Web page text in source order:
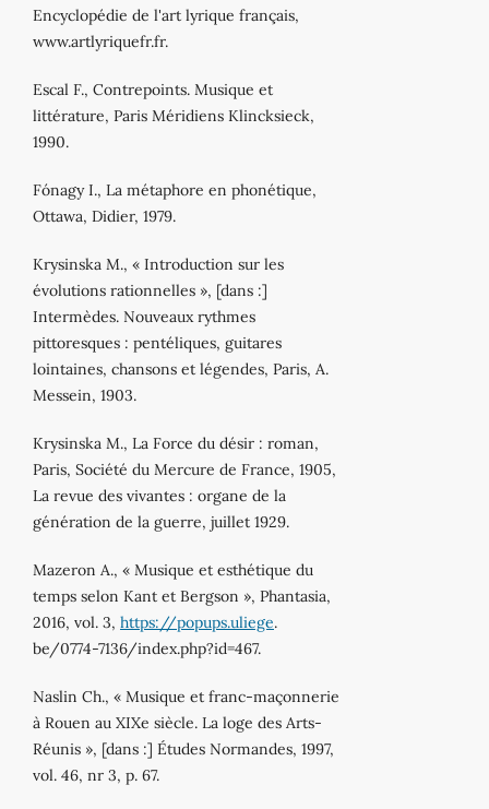
Encyclopédie de l'art lyrique français,
www.artlyriquefr.fr.
Escal F., Contrepoints. Musique et
littérature, Paris Méridiens Klincksieck,
1990.
Fónagy I., La métaphore en phonétique,
Ottawa, Didier, 1979.
Krysinska M., « Introduction sur les
évolutions rationnelles », [dans :]
Intermèdes. Nouveaux rythmes
pittoresques : pentéliques, guitares
lointaines, chansons et légendes, Paris, A.
Messein, 1903.
Krysinska M., La Force du désir : roman,
Paris, Société du Mercure de France, 1905,
La revue des vivantes : organe de la
génération de la guerre, juillet 1929.
Mazeron A., « Musique et esthétique du
temps selon Kant et Bergson », Phantasia,
2016, vol. 3, https://popups.uliege.
be/0774-7136/index.php?id=467.
Naslin Ch., « Musique et franc-maçonnerie
à Rouen au XIXe siècle. La loge des Arts-
Réunis », [dans :] Études Normandes, 1997,
vol. 46, nr 3, p. 67.